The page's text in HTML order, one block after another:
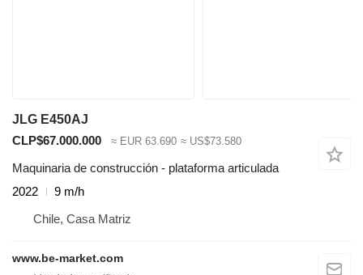
JLG E450AJ
CLP$67.000.000
≈ EUR 63.690 ≈ US$73.580
Maquinaria de construcción - plataforma articulada
2022
9 m/h
Chile, Casa Matriz
www.be-market.com